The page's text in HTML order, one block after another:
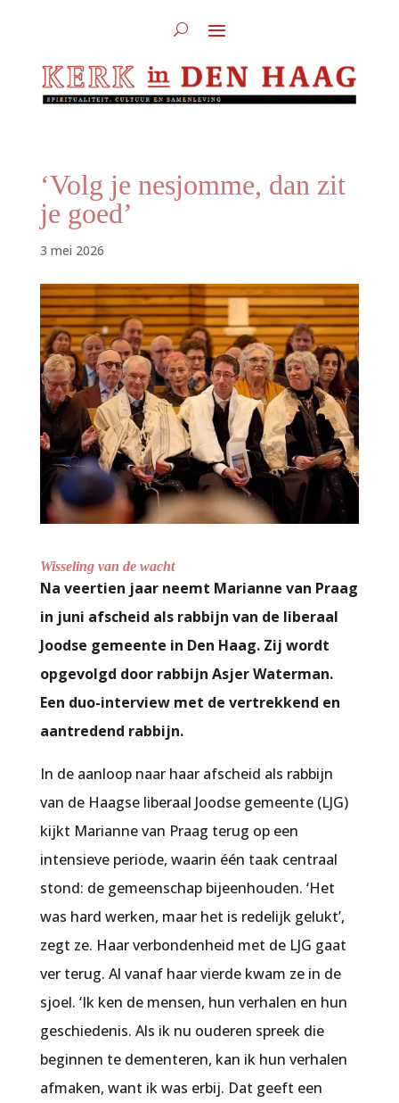
‘Volg je nesjomme, dan zit
je goed’
3 mei 2026
Wisseling van de wacht
Na veertien jaar neemt Marianne van Praag
in juni afscheid als rabbijn van de liberaal
Joodse gemeente in Den Haag. Zij wordt
opgevolgd door rabbijn Asjer Waterman.
Een duo-interview met de vertrekkend en
aantredend rabbijn.
In de aanloop naar haar afscheid als rabbijn
van de Haagse liberaal Joodse gemeente (LJG)
kijkt Marianne van Praag terug op een
intensieve periode, waarin één taak centraal
stond: de gemeenschap bijeenhouden. ‘Het
was hard werken, maar het is redelijk gelukt’,
zegt ze. Haar verbondenheid met de LJG gaat
ver terug. Al vanaf haar vierde kwam ze in de
sjoel. ‘Ik ken de mensen, hun verhalen en hun
geschiedenis. Als ik nu ouderen spreek die
beginnen te dementeren, kan ik hun verhalen
afmaken, want ik was erbij. Dat geeft een